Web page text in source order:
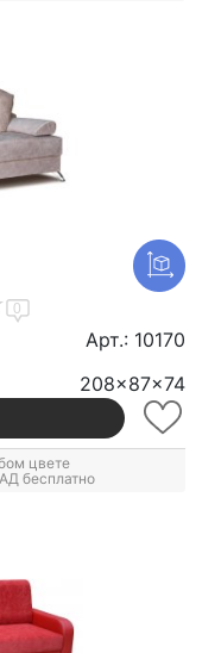
0
Арт.: 10170
208x87x74
цвете
бесплатно